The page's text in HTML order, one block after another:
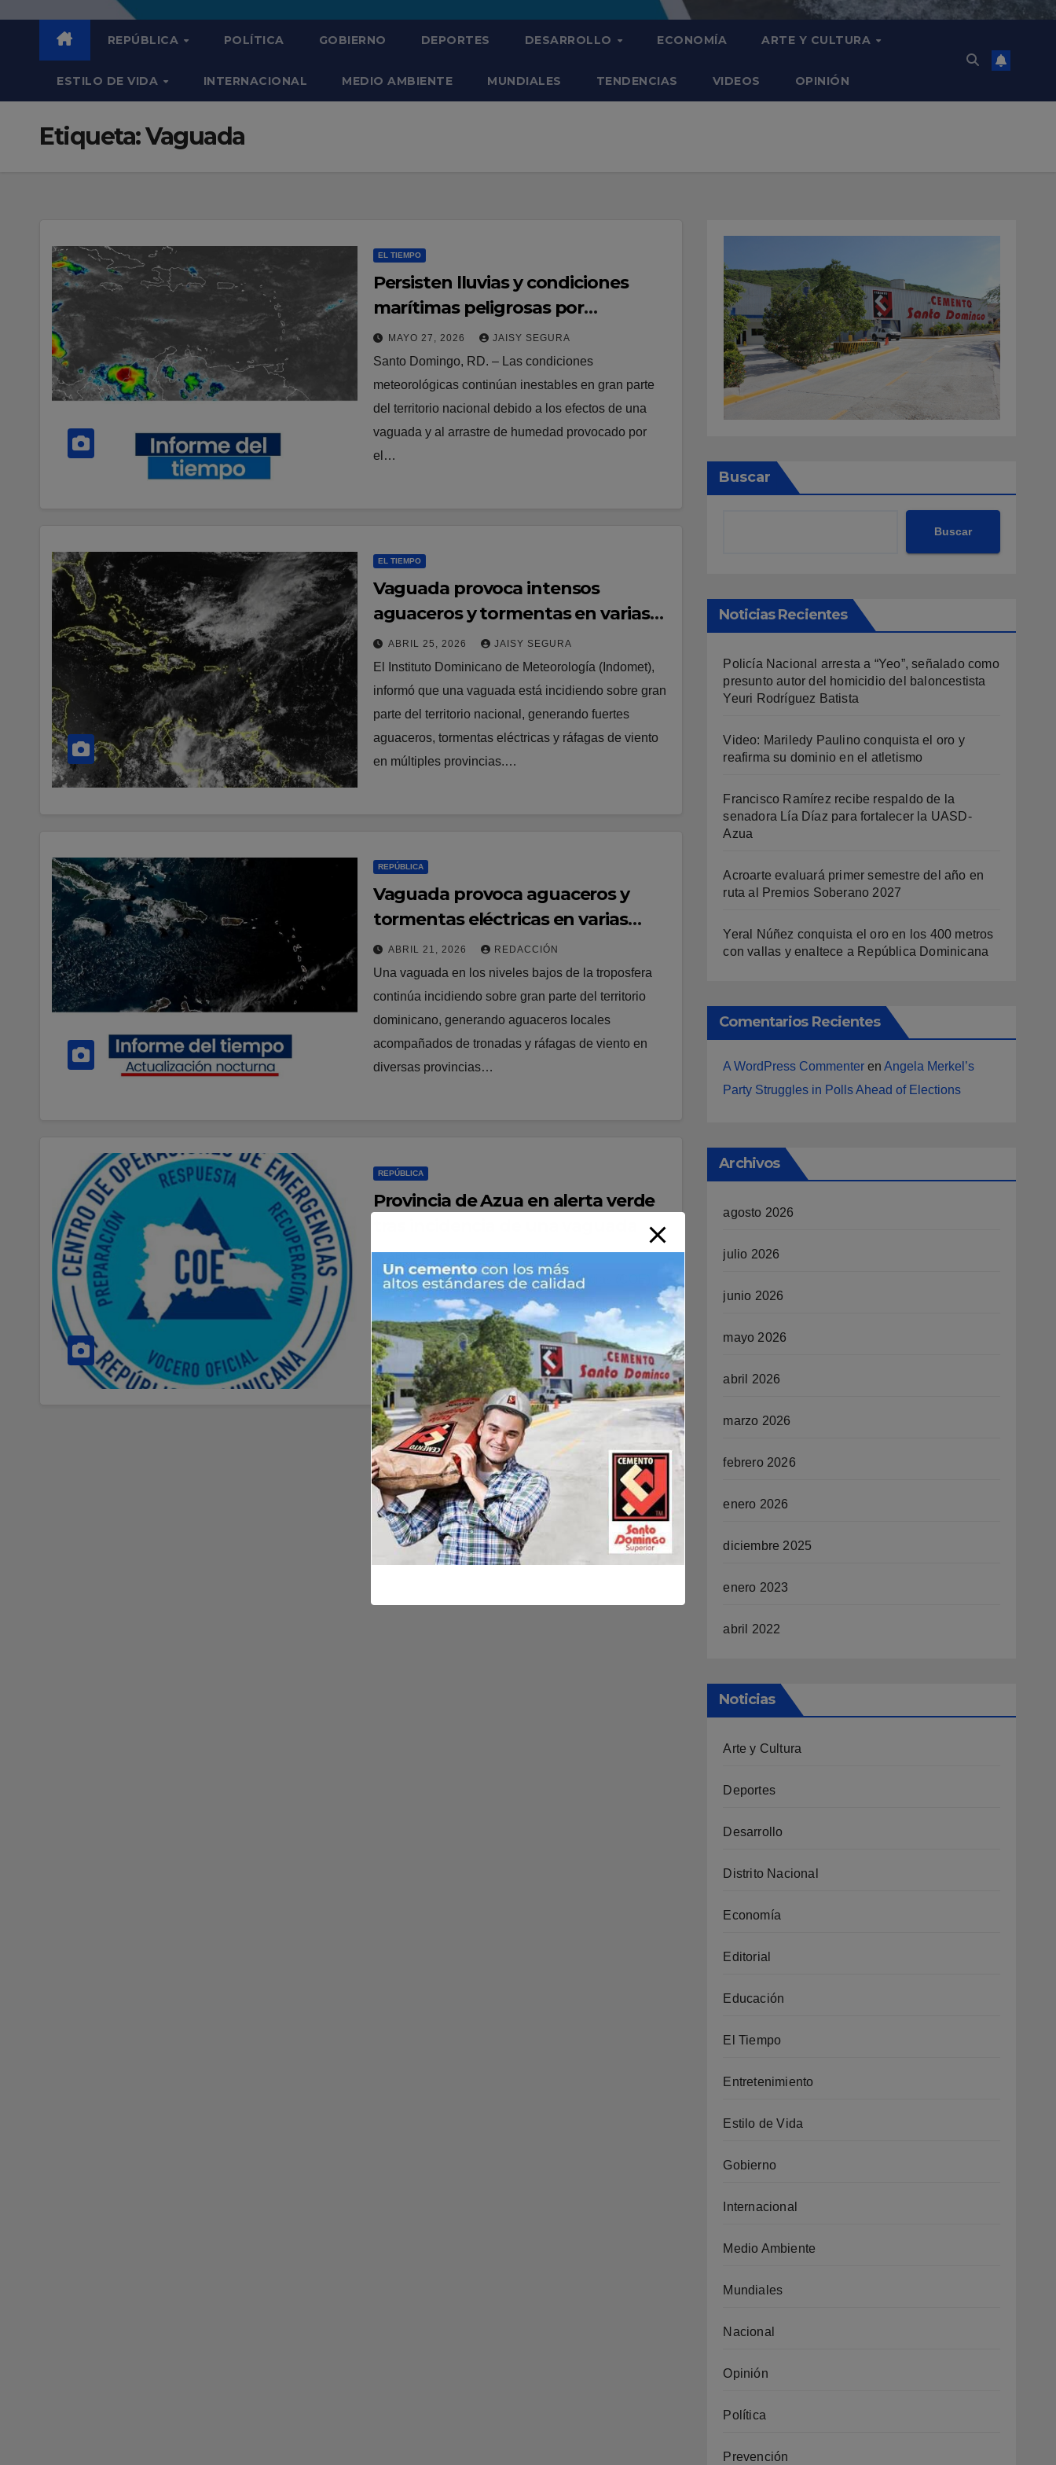
REPÚBLICA POLÍTICA GOBIERNO DEPORTES DESARROLLO ECONOMÍA ARTE Y CULTURA
ESTILO DE VIDA INTERNACIONAL MEDIO AMBIENTE MUNDIALES TENDENCIAS VIDEOS OPINIÓN
Etiqueta:Vaguada
EL TIEMPO
Persisten lluvias y condiciones
marítimas peligrosas por
incidencia de vaguada sobre el
país
MAYO 27, 2026 JAISY SEGURA
Santo Domingo, RD. – Las condiciones
meteorológicas continúan inestables en gran parte
del territorio nacional debido a los efectos de una
vaguada y al arrastre de humedad provocado por
el…
EL TIEMPO
Vaguada provoca intensos
aguaceros y tormentas en varias
provincias del país
ABRIL 25, 2026 JAISY SEGURA
El Instituto Dominicano de Meteorología (Indomet),
informó que una vaguada está incidiendo sobre gran
parte del territorio nacional, generando fuertes
aguaceros, tormentas eléctricas y ráfagas de viento
en múltiples provincias.…
REPÚBLICA
Vaguada provoca aguaceros y
tormentas eléctricas en varias
provincias del país
ABRIL 21, 2026 REDACCIÓN
Una vaguada en los niveles bajos de la troposfera
continúa incidiendo sobre gran parte del territorio
dominicano, generando aguaceros locales
acompañados de tronadas y ráfagas de viento en
diversas provincias…
REPÚBLICA
Provincia de Azua en alerta verde
El Centro de Operaciones de Emergencias (COE),
aumentó a tres provincias en alerta amarilla así como
a 12 y al Distrito Nacional en verde, debido a que el
informe del…
Buscar
Buscar
Noticias Recientes
Policía Nacional arresta a “Yeo”, señalado como
presunto autor del homicidio del baloncestista
Yeuri Rodríguez Batista
Video: Mariledy Paulino conquista el oro y
reafirma su dominio en el atletismo
Francisco Ramírez recibe respaldo de la
senadora Lía Díaz para fortalecer la UASD-
Azua
Acroarte evaluará primer semestre del año en
ruta al Premios Soberano 2027
Yeral Núñez conquista el oro en los 400 metros
con vallas y enaltece a República Dominicana
Comentarios Recientes
A WordPress Commenter enAngela Merkel’s
Party Struggles in Polls Ahead of Elections
Archivos
agosto 2026
julio 2026
junio 2026
mayo 2026
abril 2026
marzo 2026
febrero 2026
enero 2026
diciembre 2025
enero 2023
abril 2022
Noticias
Arte y Cultura
Deportes
Desarrollo
Distrito Nacional
Economía
Editorial
Educación
El Tiempo
Entretenimiento
Estilo de Vida
Gobierno
Internacional
Medio Ambiente
Mundiales
Nacional
Opinión
Política
Prevención